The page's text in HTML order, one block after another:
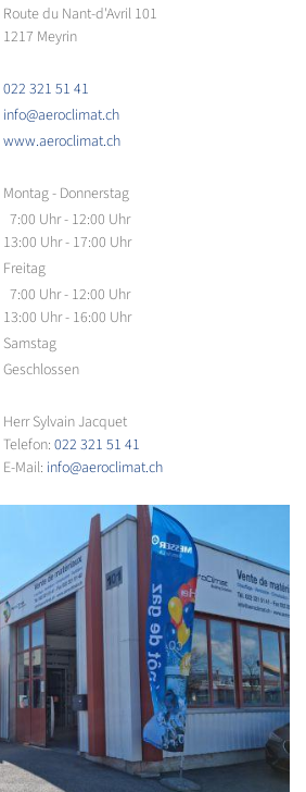
Route du Nant-d'Avril 101
1217 Meyrin
022 321 51 41
info@aeroclimat.ch
www.aeroclimat.ch
Montag - Donnerstag
7:00 Uhr - 12:00 Uhr
13:00 Uhr - 17:00 Uhr
Freitag
7:00 Uhr - 12:00 Uhr
13:00 Uhr - 16:00 Uhr
Samstag
Geschlossen
Herr Sylvain Jacquet
Telefon: 022 321 51 41
E-Mail: info@aeroclimat.ch